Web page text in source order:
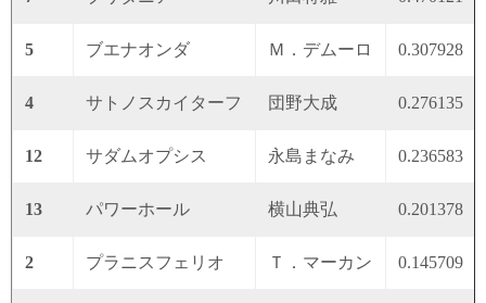
5 ブエナオンダ Ｍ．デムーロ 0.307928
4 サトノスカイターフ 団野大成 0.276135
12 サダムオプシス 永島まなみ 0.236583
13 パワーホール 横山典弘 0.201378
2 プラニスフェリオ Ｔ．マーカン 0.145709